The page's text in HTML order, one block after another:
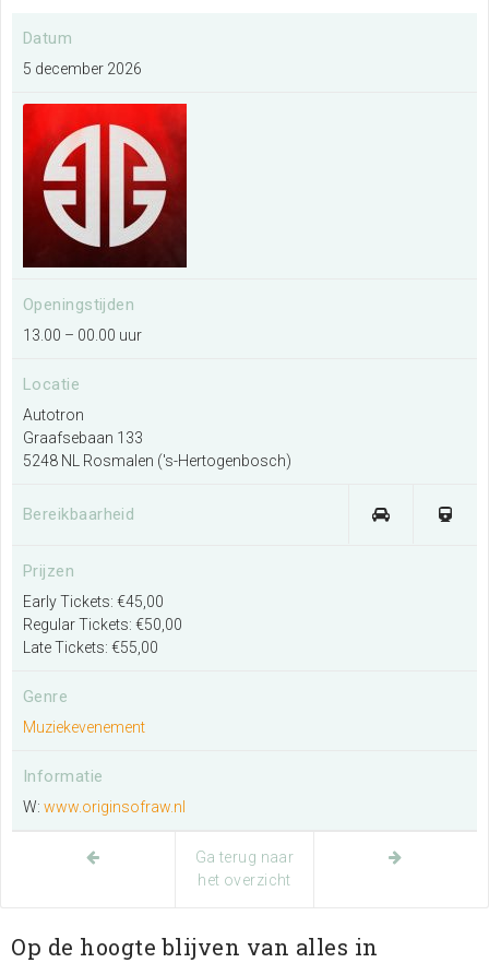
Ik wil een evenement organiseren
Meer informatie
Ik exposeer op deze locatie
Meer informatie
Ik wil de plattegrond van de locatie
Datum
5 december 2026
Openingstijden
13.00 – 00.00 uur
Locatie
Autotron
Graafsebaan 133
5248 NL Rosmalen ('s-Hertogenbosch)
Bereikbaarheid
Prijzen
Early Tickets: €45,00
Regular Tickets: €50,00
Late Tickets: €55,00
Genre
Muziekevenement
Informatie
W: www.originsofraw.nl
Ga terug naar
het overzicht
Op de hoogte blijven van alles in